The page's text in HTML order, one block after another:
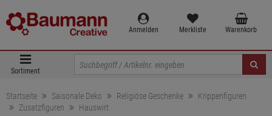
Anmelden Merkliste Warenkorb
Sortiment
Startseite Saisonale Deko Religiöse Geschenke
Krippenfiguren
Zusatzfiguren
Hauswirt